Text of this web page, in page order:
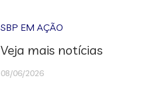
SBP EM AÇÃO
Veja mais notícias
08/06/2026